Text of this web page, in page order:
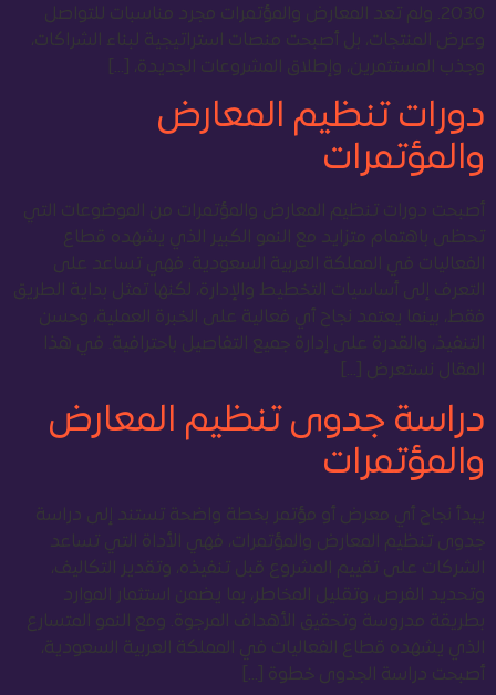
2030. ولم تعد المعارض والمؤتمرات مجرد مناسبات للتواصل
وعرض المنتجات، بل أصبحت منصات استراتيجية لبناء الشراكات،
وجذب المستثمرين، وإطلاق المشروعات الجديدة، […]
دورات تنظيم المعارض
والمؤتمرات
أصبحت دورات تنظيم المعارض والمؤتمرات من الموضوعات التي
تحظى باهتمام متزايد مع النمو الكبير الذي يشهده قطاع
الفعاليات في المملكة العربية السعودية. فهي تساعد على
التعرف إلى أساسيات التخطيط والإدارة، لكنها تمثل بداية الطريق
فقط، بينما يعتمد نجاح أي فعالية على الخبرة العملية، وحسن
التنفيذ، والقدرة على إدارة جميع التفاصيل باحترافية. في هذا
المقال نستعرض […]
دراسة جدوى تنظيم المعارض
والمؤتمرات
يبدأ نجاح أي معرض أو مؤتمر بخطة واضحة تستند إلى دراسة
جدوى تنظيم المعارض والمؤتمرات، فهي الأداة التي تساعد
الشركات على تقييم المشروع قبل تنفيذه، وتقدير التكاليف،
وتحديد الفرص، وتقليل المخاطر، بما يضمن استثمار الموارد
بطريقة مدروسة وتحقيق الأهداف المرجوة. ومع النمو المتسارع
الذي يشهده قطاع الفعاليات في المملكة العربية السعودية،
أصبحت دراسة الجدوى خطوة […]